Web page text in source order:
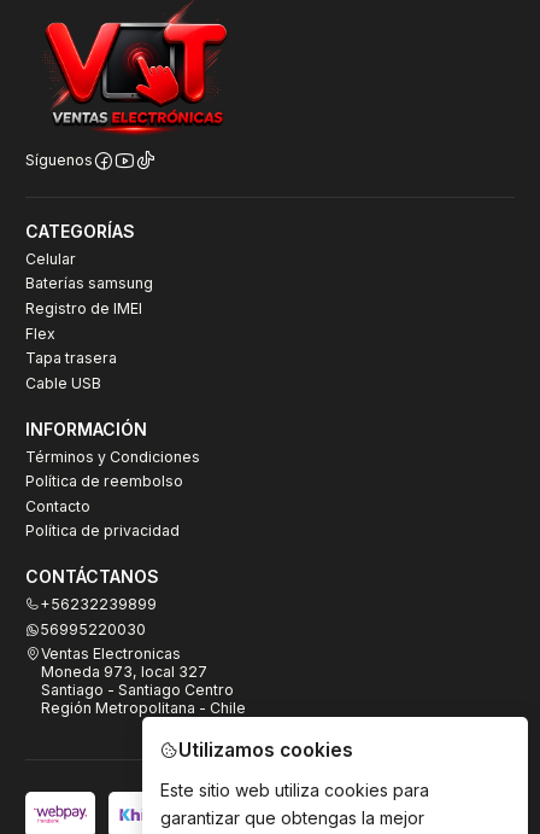
Síguenos
CATEGORÍAS
Celular
Baterías samsung
Registro de IMEI
Flex
Tapa trasera
Cable USB
INFORMACIÓN
Términos y Condiciones
Política de reembolso
Contacto
Política de privacidad
CONTÁCTANOS
+56232239899
56995220030
Ventas Electronicas
Moneda 973, local 327
Santiago - Santiago Centro
Región Metropolitana - Chile
Utilizamos cookies
Este sitio web utiliza cookies para
garantizar que obtengas la mejor